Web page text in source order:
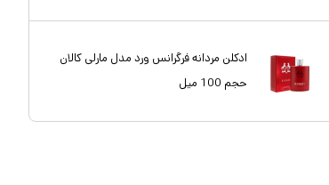
ادکلن مردانه فرگرانس ورد مدل مارلی کالان
حجم 100 میل